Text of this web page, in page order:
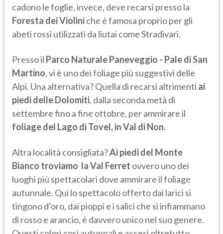
cadono le foglie, invece, deve recarsi presso la
Foresta dei Violiniche è famosa proprio per gli
abeti rossi utilizzati da liutai come Stradivari.
Presso il Parco Naturale Paneveggio - Pale di San
Martino, vi è uno dei foliage più suggestivi delle
Alpi. Una alternativa? Quella di recarsi altrimenti ai
piedi delle Dolomiti, dalla seconda metà di
settembre fino a fine ottobre, per ammirare il
foliage del Lago di Tovel, in Val di Non.
Altra località consigliata?Ai piedi del Monte
Bianco troviamo la Val Ferret ovvero uno dei
luoghi più spettacolari dove ammirare il foliage
autunnale. Qui lo spettacolo offerto dai larici si
tingono d’oro, dai pioppi e i salici che si infiammano
di rosso e arancio, è davvero unico nel suo genere.